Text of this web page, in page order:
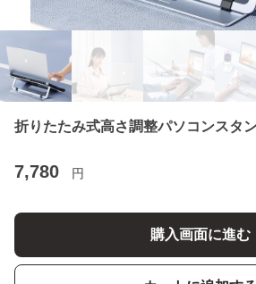
折りたたみ式高さ調整パソコンスタ
7,780 円
購入画面に進む